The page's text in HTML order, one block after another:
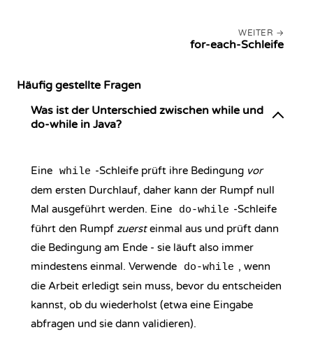
WEITER
for-each-Schleife
Häufig gestellte Fragen
Was ist der Unterschied zwischen while und
do-while in Java?
Eine while -Schleife prüft ihre Bedingung vor
dem ersten Durchlauf, daher kann der Rumpf null
Mal ausgeführt werden. Eine
do-while -Schleife
führt den Rumpf zuersteinmal aus und prüft dann
die Bedingung am Ende - sie läuft also immer
mindestens einmal. Verwende
do-while , wenn
die Arbeit erledigt sein muss, bevor du entscheiden
kannst, ob du wiederholst (etwa eine Eingabe
abfragen und sie dann validieren).